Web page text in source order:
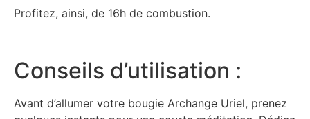
Profitez, ainsi, de 16h de combustion.
Conseils d’utilisation :
Avant d’allumer votre bougie Archange Uriel, prenez